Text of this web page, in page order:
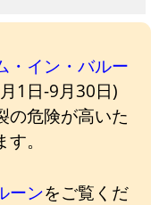
・イン・バルー
1日-9月30日)
の危険が高いた
。
ーンをご覧くだ